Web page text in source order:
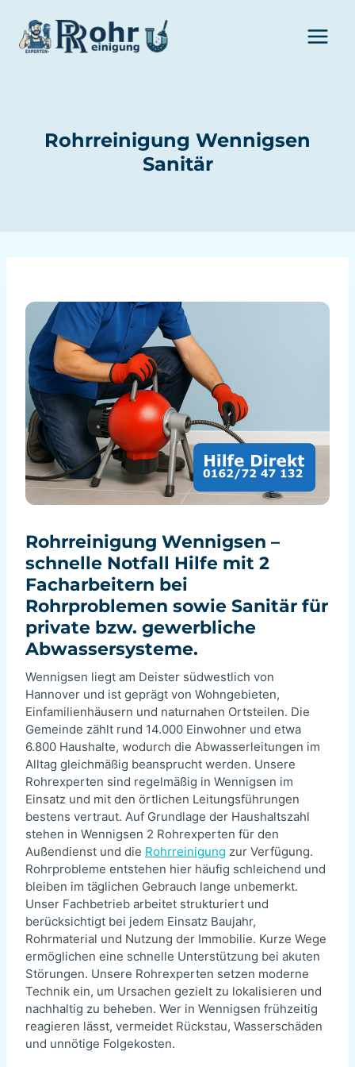
Inhalt
springen
Rohrreinigung Wennigsen
Sanitär
Rohrreinigung Wennigsen –
schnelle Notfall Hilfe mit 2
Facharbeitern bei
Rohrproblemen sowie Sanitär für
private bzw. gewerbliche
Abwassersysteme.
Wennigsen liegt am Deister südwestlich von
Hannover und ist geprägt von Wohngebieten,
Einfamilienhäusern und naturnahen Ortsteilen. Die
Gemeinde zählt rund 14.000 Einwohner und etwa
6.800 Haushalte, wodurch die Abwasserleitungen im
Alltag gleichmäßig beansprucht werden. Unsere
Rohrexperten sind regelmäßig in Wennigsen im
Einsatz und mit den örtlichen Leitungsführungen
bestens vertraut. Auf Grundlage der Haushaltszahl
stehen in Wennigsen 2 Rohrexperten für den
Außendienst und die Rohrreinigung zur Verfügung.
Rohrprobleme entstehen hier häufig schleichend und
bleiben im täglichen Gebrauch lange unbemerkt.
Unser Fachbetrieb arbeitet strukturiert und
berücksichtigt bei jedem Einsatz Baujahr,
Rohrmaterial und Nutzung der Immobilie. Kurze Wege
ermöglichen eine schnelle Unterstützung bei akuten
Störungen. Unsere Rohrexperten setzen moderne
Technik ein, um Ursachen gezielt zu lokalisieren und
nachhaltig zu beheben. Wer in Wennigsen frühzeitig
reagieren lässt, vermeidet Rückstau, Wasserschäden
und unnötige Folgekosten.